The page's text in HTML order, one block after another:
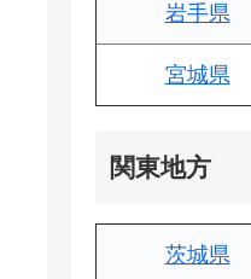
岩手県
宮城県
関東地方
茨城県